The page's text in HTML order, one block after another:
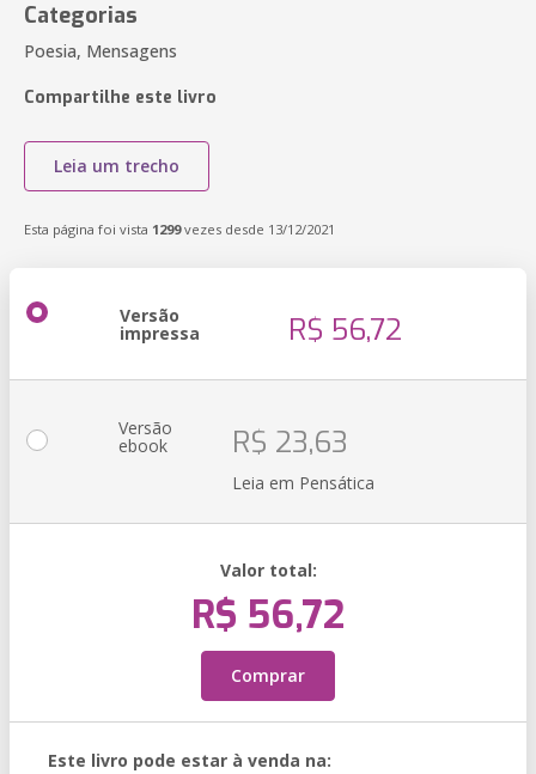
Categorias
Poesia, Mensagens
Compartilhe este livro
Leia um trecho
Esta página foi vista 1299vezes desde 13/12/2021
Versão
impressa R$ 56,72
Versão
ebook R$ 23,63
Leia em Pensática
Valor total:
R$ 56,72
Comprar
Este livro pode estar à venda na: